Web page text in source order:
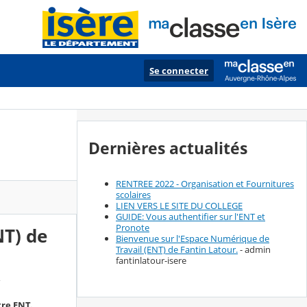
Se connecter
de
Dernières actualités
RENTREE 2022 - Organisation et Fournitures
scolaires
LIEN VERS LE SITE DU COLLEGE
GUIDE: Vous authentifier sur l'ENT et
Pronote
Bienvenue sur l'Espace Numérique de
Travail (ENT) de Fantin Latour.- admin
fantinlatour-isere